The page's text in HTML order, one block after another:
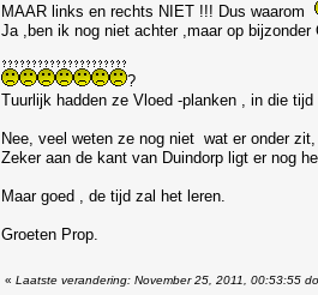
MAAR links en rechts NIET !!! Dus waarom
Ja ,ben ik nog niet achter ,maar op
?
Tuurlijk hadden ze Vloed -planken , in die
Nee, veel weten ze nog niet wat er onder
Zeker aan de kant van Duindorp ligt er nog
Maar goed , de tijd zal het leren.
Groeten Prop.
« Laatste verandering: November 25, 2011, 00:53:55